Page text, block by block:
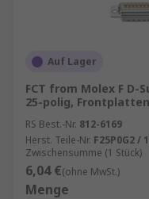
Auf Lager
FCT from Molex F D-
25-polig,
RS Best.-Nr. 812-6169
Herst. Teile-Nr. F25P0G2 /
Zwischensumme (1 Stück)
6,04 €(ohne MwSt.)
Menge